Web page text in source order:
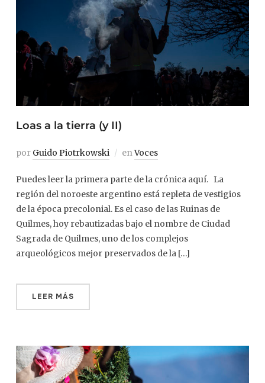
Loas a la tierra (y II)
por Guido Piotrkowski enVoces
Puedes leer la primera parte de la crónica aquí. La
región del noroeste argentino está repleta de vestigios
de la época precolonial. Es el caso de las Ruinas de
Quilmes, hoy rebautizadas bajo el nombre de Ciudad
Sagrada de Quilmes, uno de los complejos
arqueológicos mejor preservados de la […]
LEER MÁS